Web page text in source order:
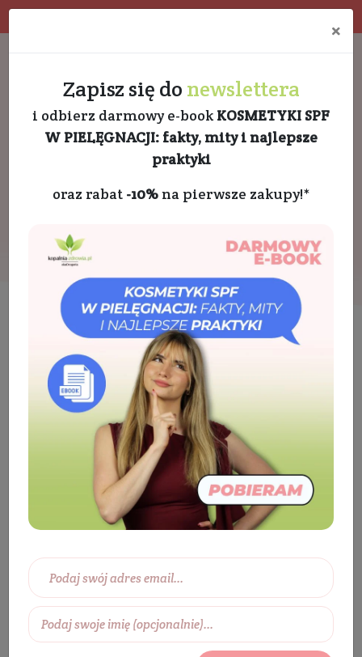
Eko dom
Ekologiczne środki czystości
Sprzątanie
Płyn do czyszczenia szyb i luster
Płyn do mycia ekranów MIĘTA
BESTSELLER
×
Zapisz się do newslettera
i odbierz darmowy e-book KOSMETYKI SPF
W PIELĘGNACJI: fakty, mity i najlepsze
praktyki
oraz rabat -10%na pierwsze zakupy!*